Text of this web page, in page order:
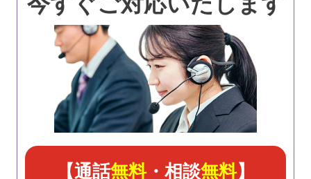
【通話無料・相談無料】